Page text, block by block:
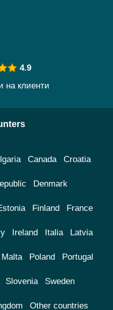
4.9
на клиенти
Canada Croatia
Denmark
Finland France
Ireland Italia Latvia
Malta Poland Portugal
Slovenia Sweden
Other countries